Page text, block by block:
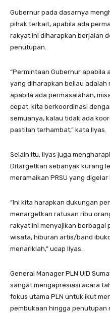
Gubernur pada dasarnya
pihak terkait, apabila ada
rakyat ini diharapkan berjalan
penutupan.
“Permintaan Gubernur apabila
yang diharapkan beliau
apabila ada permasalahan,
cepat, kita berkoordinasi
semuanya, kalau tidak ada
pastilah terhambat,” kata Ilyas.
Selain itu, Ilyas juga
Ditargetkan sebanyak kurang
meramaikan PRSU yang digelar
“Ini kita harapkan dukungan
menargetkan ratusan ribu
rakyat ini menyajikan berbagai
wisata, hiburan artis/band
menariklah,” ucap Ilyas.
General Manager PLN UID
sangat mengapresiasi acara
fokus utama PLN untuk ikut
pembukaan hingga penutupan